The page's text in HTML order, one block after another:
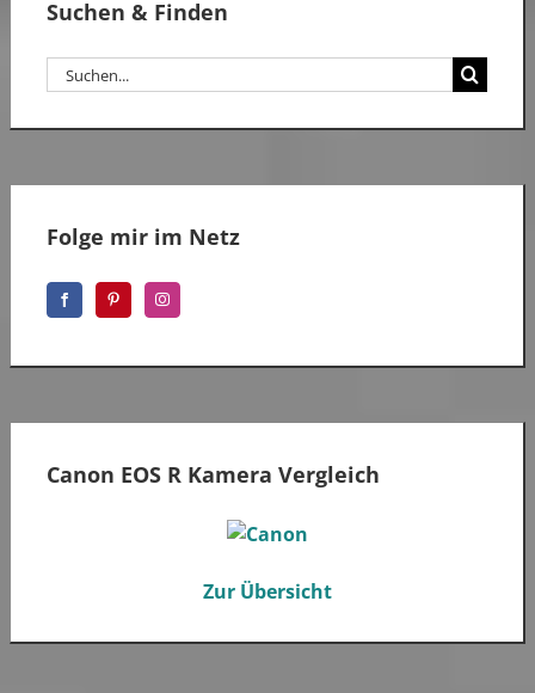
Suchen & Finden
Suche
nach:
Folge mir im Netz
Canon EOS R Kamera Vergleich
Zur Übersicht